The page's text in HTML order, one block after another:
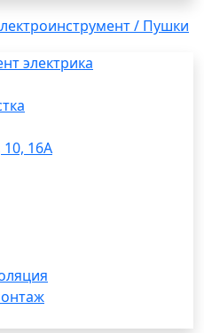
/ Пушки
электрика
10, 16А